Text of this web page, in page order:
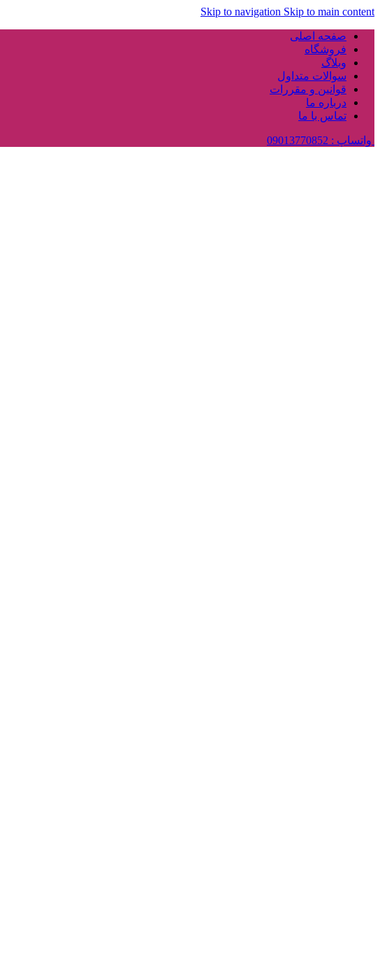
Skip to navigation Skip to main content
صفحه اصلی
فروشگاه
وبلاگ
سوالات متداول
قوانین و مقررات
درباره ما
تماس با ما
واتساپ : 09013770852